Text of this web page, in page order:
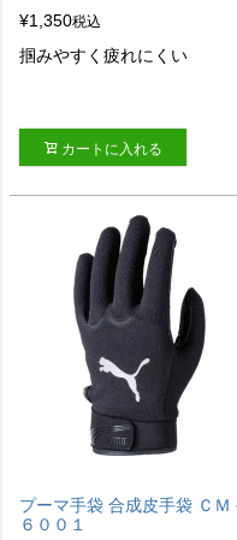
¥1,350税込
掴みやすく疲れにくい
カートに入れる
プーマ手袋 合成皮手袋 ＣＭ
６００１